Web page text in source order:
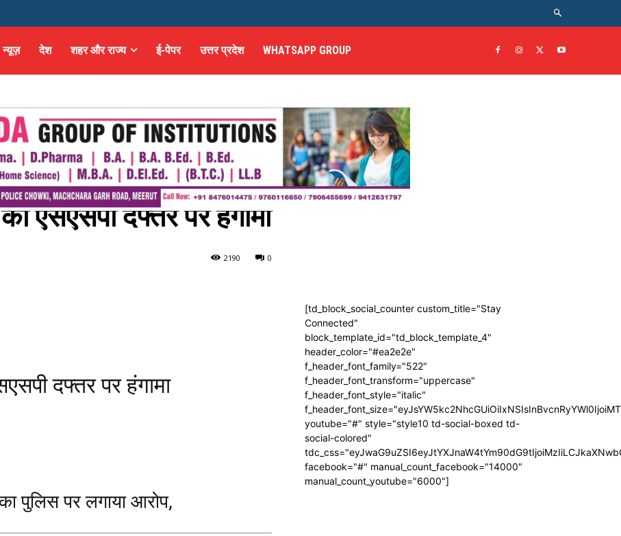
न्यूज़ देश शहर और राज्य ई-पेपर उत्तर प्रदेश WHATSAPP GROUP
एसएसपी दफ्तर पर हंगामा
0
2190
दफ्तर पर हंगामा
पुलिस पर लगाया आरोप,
[td_block_social_counter custom_title="Stay
Connected"
block_template_id="td_block_template_4"
header_color="#ea2e2e"
f_header_font_family="522"
f_header_font_transform="uppercase"
f_header_font_style="italic"
youtube="#" style="style10 td-social-boxed td-
social-colored"
facebook="#" manual_count_facebook="14000"
manual_count_youtube="6000"]